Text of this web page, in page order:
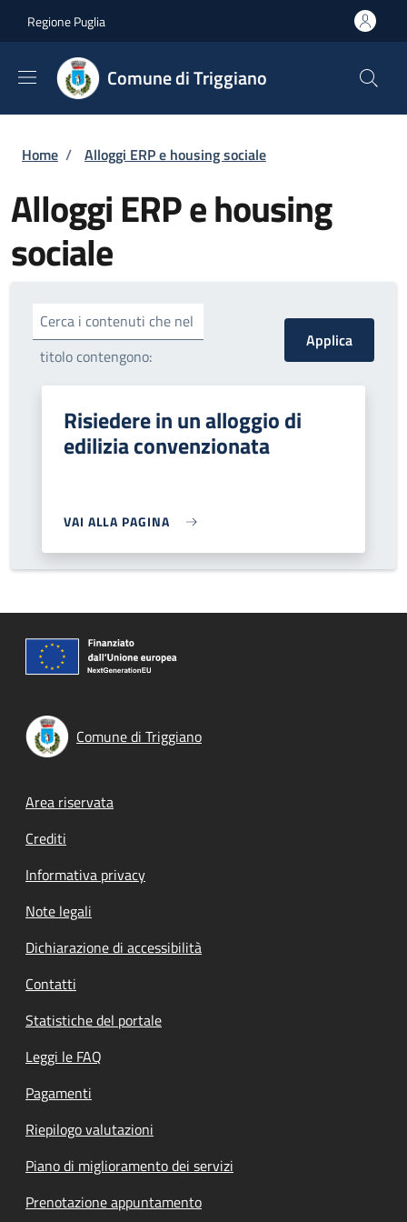
Regione Puglia
Comune di Triggiano
Briciole di pane
Home / Alloggi ERP e housing sociale
Alloggi ERP e housing
sociale
Cerca i contenuti che nel
titolo contengono:
Risiedere in un alloggio di
edilizia convenzionata
VAI ALLA PAGINA
Comune di Triggiano
Footer menu
Area riservata
Crediti
Informativa privacy
Note legali
Dichiarazione di accessibilità
Contatti
Statistiche del portale
Leggi le FAQ
Pagamenti
Riepilogo valutazioni
Piano di miglioramento dei servizi
Prenotazione appuntamento